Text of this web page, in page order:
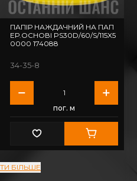
ПАПІР НАЖДАЧНИЙ НА ПАП
ЕР.ОСНОВІ PS30D/60/S/115X5
0000 174088
34-35-8
пог. м
БІЛЬШЕ